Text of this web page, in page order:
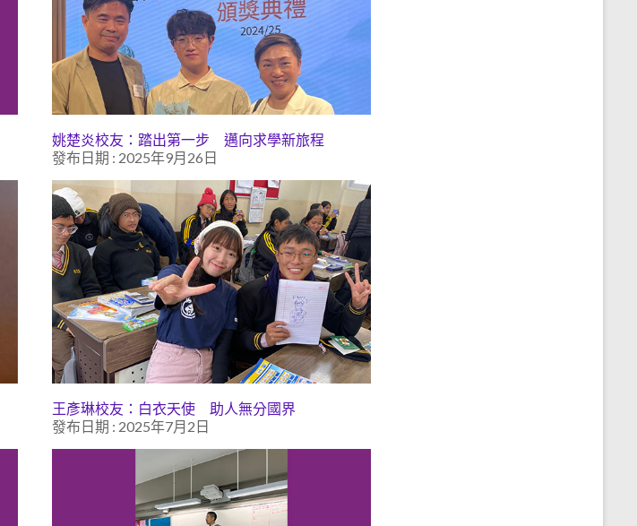
姚楚炎校友：踏出第一步 邁向求學新旅程
發布日期 : 2025年9月26日
王彥琳校友：白衣天使 助人無分國界
發布日期 : 2025年7月2日